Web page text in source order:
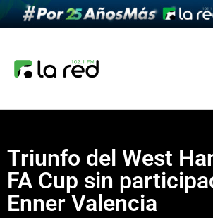
Triunfo del West
FA Cup sin
Enner Valencia